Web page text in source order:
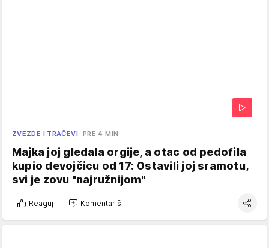
ZVEZDE I TRAČEVI PRE 4 MIN
Majka joj gledala orgije, a otac od pedofila
kupio devojčicu od 17: Ostavili joj sramotu,
svi je zovu "najružnijom"
Reaguj Komentariši